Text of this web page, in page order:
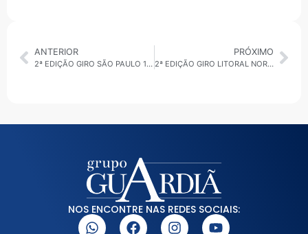
ANTERIOR
2ª EDIÇÃO GIRO SÃO PAULO 14/04/2026: MOBILIDADE, HABITAÇÃO E FISCALIZAÇÃO EM DESTAQUE
PRÓXIMO
2ª EDIÇÃO GIRO LITORAL NORTE 14/04/2026: AUDIÊNCIA SOBRE CEMITÉRIO VERTICAL AVANÇA COM EMENDAS
NOS ENCONTRE NAS REDES SOCIAIS: